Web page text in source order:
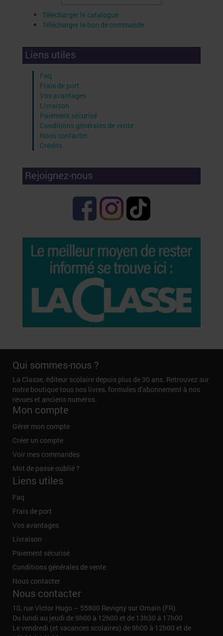
Télécharger le catalogue
Télécharger le bon de commande
Liens utiles
Faq
Frais de port
Vos avantages
Livraison
Paiement sécurisé
Conditions générales de vente
Nous contacter
Crédits
Rejoignez-nous
Qui sommes-nous ?
La Classe, éditeur scolaire depuis plus de 30 ans. Retrouvez sur
notre boutique tous nos livres, formules d'abonnement à nos
revues et anciens numéros.
Mon compte
Gérer mon compte
Créer un compte
Voir mes commandes
Mot de passe oublié ?
Liens utiles
Faq
Frais de port
Vos avantages
Livraison
Paiement sécurisé
Conditions générales de vente
Nous contacter
Nous contacter
10, rue Victor Hugo – 55800 Revigny sur Ornain (FR)
Du lundi au jeudi de 9h00 à 12h00 et de 13h30 à 17h00
Le vendredi (et vacances scolaires) de 9h00 à 12h00 et de